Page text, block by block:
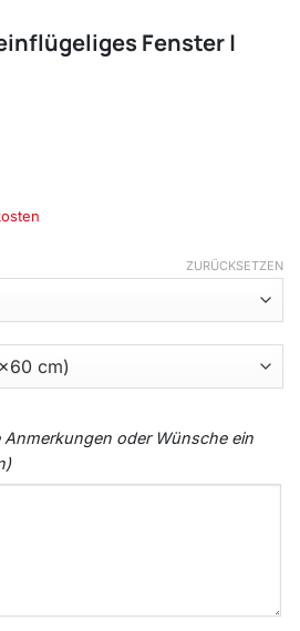
Fenster |
ZURÜCKSETZEN
Anmerkungen oder Wünsche ein